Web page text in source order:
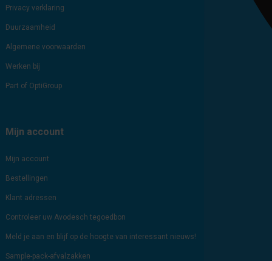
Privacy verklaring
Duurzaamheid
Algemene voorwaarden
Werken bij
Part of OptiGroup
Mijn account
Mijn account
Bestellingen
Klant adressen
Controleer uw Avodesch tegoedbon
Meld je aan en blijf op de hoogte van interessant nieuws!
Sample-pack-afvalzakken